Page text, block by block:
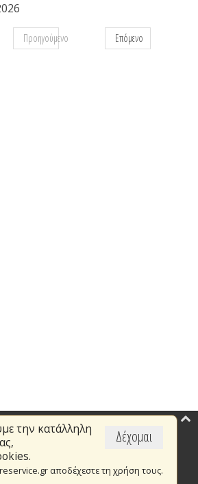
Προηγούμενο Επόμενο
Δέχομαι
την κατάλληλη
αποδέχεστε τη χρήση τους.